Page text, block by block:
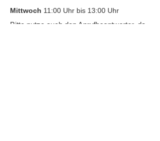
Mittwoch 11:00 Uhr bis 13:00 Uhr
​Bitte nutze auch den Anrufbeantworter, da